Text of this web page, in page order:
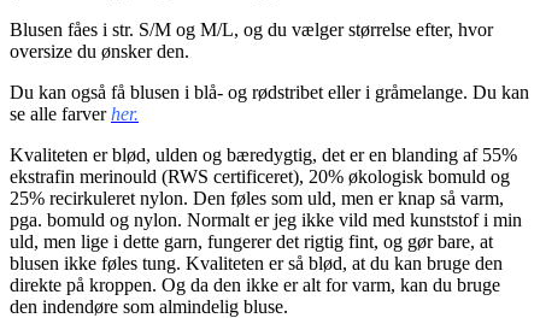
Blusen fåes i str. S/M og M/L, og du vælger størrelse efter, hvor
oversize du ønsker den.
Du kan også få blusen i blå- og rødstribet eller i gråmelange. Du kan
se alle farverher.
Kvaliteten er blød, ulden og bæredygtig, det er en blanding af 55%
ekstrafin merinould (RWS certificeret), 20% økologisk bomuld og
25% recirkuleret nylon. Den føles som uld, men er knap så varm,
pga. bomuld og nylon. Normalt er jeg ikke vild med kunststof i min
uld, men lige i dette garn, fungerer det rigtig fint, og gør bare, at
blusen ikke føles tung. Kvaliteten er så blød, at du kan bruge den
direkte på kroppen. Og da den ikke er alt for varm, kan du bruge
den indendøre som almindelig bluse.